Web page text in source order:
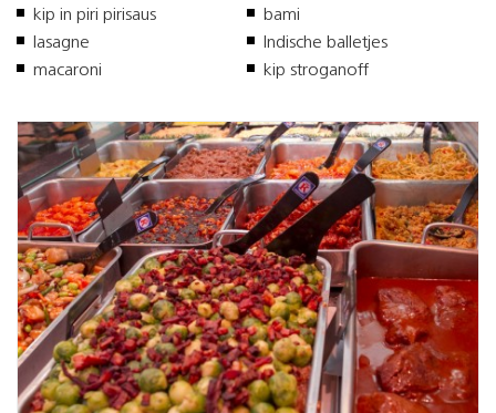
kip in piri pirisaus
lasagne
macaroni
bami
Indische balletjes
kip stroganoff